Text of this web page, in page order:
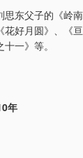
思东父子的《岭
花好月圆》、《
一》等。
年